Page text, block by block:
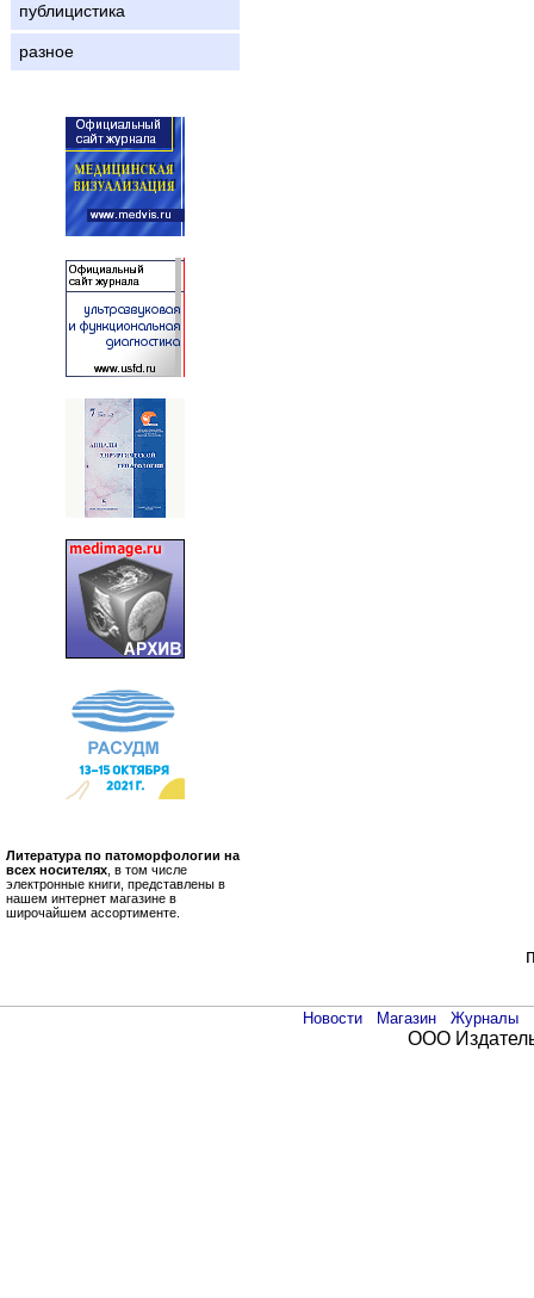
публицистика
разное
Литература по патоморфологии на
всех носителях , в том числе
электронные книги, представлены в
нашем интернет магазине в
широчайшем ассортименте.
Новости Магазин Журналы
ООО